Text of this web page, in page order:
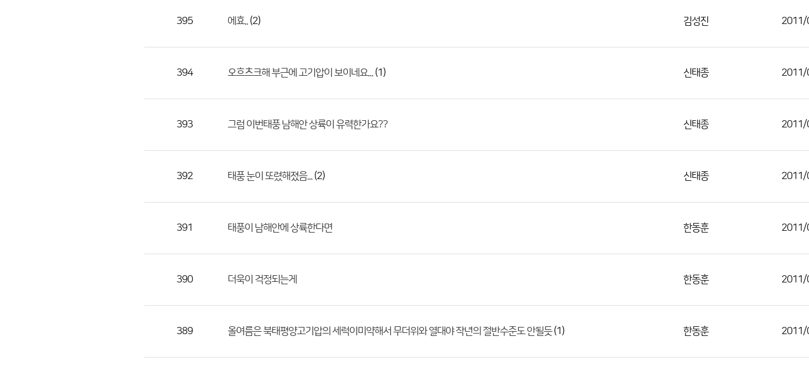
다.
395 에효.. (2) 김성진 2011/
394 오흐츠크해 부근에 고기압이 보이네요... (1) 신태종 2011/
393 그럼 이번태풍 남해안 상륙이 유력한가요?? 신태종 2011/
392 태풍 눈이 또렸해졌음... (2) 신태종 2011/
391 태풍이 남해안에 상륙한다면 한동훈 2011/
390 더욱이 걱정되는게 한동훈 2011/
389 올여름은 북태평양고기압의 세럭이미약해서 무더위와 열대야 작년의 절반수준도 안될듯(1) 한동훈 2011/